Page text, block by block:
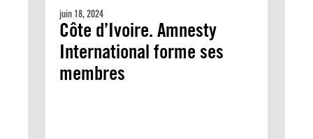
juin 18, 2024
Côte d’Ivoire. Amnesty
International forme ses
membres